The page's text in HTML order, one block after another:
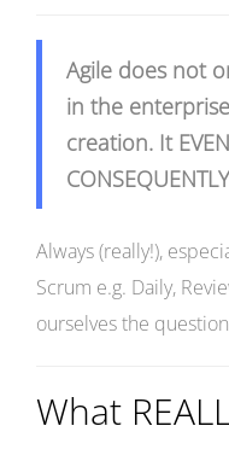
Agile does not
in the
creation. It
Always (really!),
Scrum e.g. Daily,
ourselves the
What